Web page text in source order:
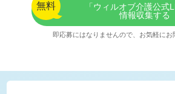
無料
「ウィルオブ介護公式
情報収集する
即応募にはなりませんので、お気軽にお